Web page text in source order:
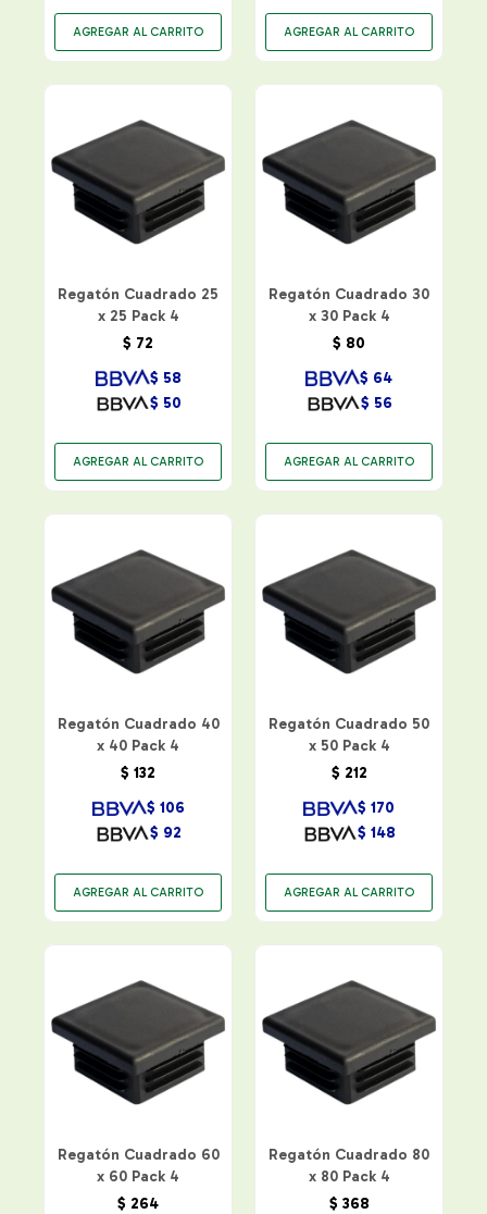
Regatón Cuadrado 25
x 25 Pack 4
$ 72
$ 50
$ 58
Regatón Cuadrado 30
x 30 Pack 4
$ 80
$ 56
$ 64
Regatón Cuadrado 40
x 40 Pack 4
$ 132
$ 92
$ 106
Regatón Cuadrado 50
x 50 Pack 4
$ 212
$ 148
$ 170
Regatón Cuadrado 60
x 60 Pack 4
$ 264
Regatón Cuadrado 80
x 80 Pack 4
$ 368